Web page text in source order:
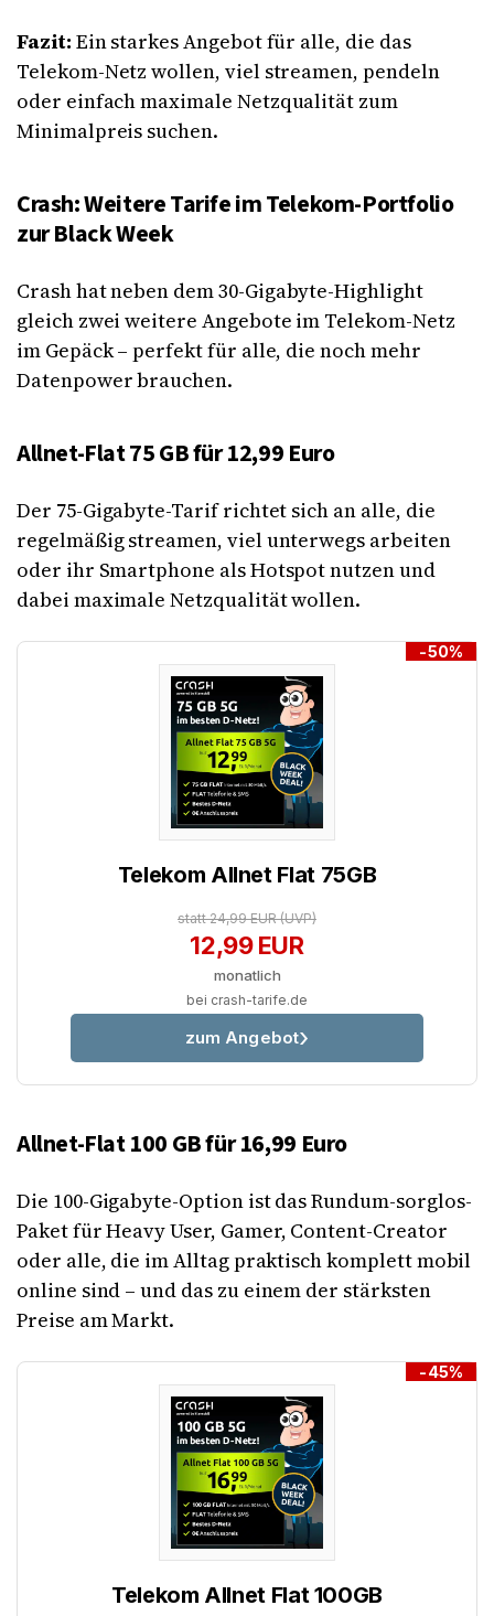
Fazit: Ein starkes Angebot für alle, die das
Telekom-Netz wollen, viel streamen, pendeln
oder einfach maximale Netzqualität zum
Minimalpreis suchen.
Crash: Weitere Tarife im Telekom-Portfolio
zur Black Week
Crash hat neben dem 30-Gigabyte-Highlight
gleich zwei weitere Angebote im Telekom-Netz
im Gepäck – perfekt für alle, die noch mehr
Datenpower brauchen.
Allnet-Flat 75 GB für 12,99 Euro
Der 75-Gigabyte-Tarif richtet sich an alle, die
regelmäßig streamen, viel unterwegs arbeiten
oder ihr Smartphone als Hotspot nutzen und
dabei maximale Netzqualität wollen.
-50%
Telekom Allnet Flat 75GB
statt 24,99 EUR(UVP)
12,99 EUR
monatlich
bei crash-tarife.de
zum Angebot
Allnet-Flat 100 GB für 16,99 Euro
Die 100-Gigabyte-Option ist das Rundum-sorglos-
Paket für Heavy User, Gamer, Content-Creator
oder alle, die im Alltag praktisch komplett mobil
online sind – und das zu einem der stärksten
Preise am Markt.
-45%
Telekom Allnet Flat 100GB